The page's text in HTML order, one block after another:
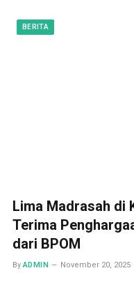
BERITA
Lima Madrasah di
Terima
dari BPOM
By ADMIN November 20, 2025